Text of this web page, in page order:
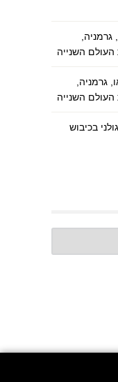
גרמניה,
השנייה
גרמניה,
השנייה
גולני בכיבוש